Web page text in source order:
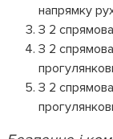
напрямку
З 2
З 2
З 2